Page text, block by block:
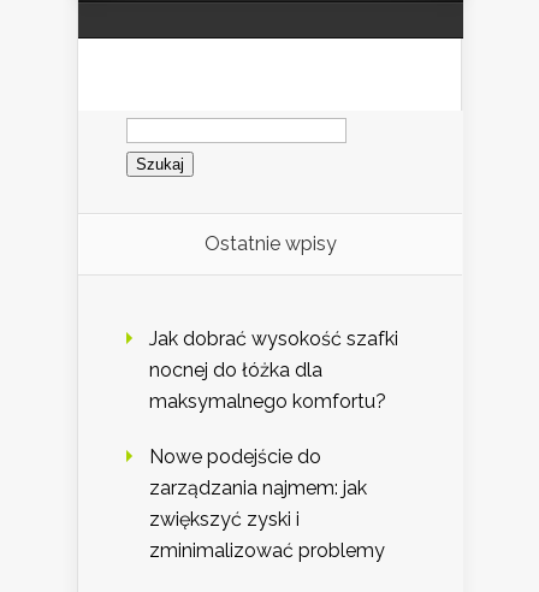
Szukaj:
Ostatnie wpisy
Jak dobrać wysokość szafki
nocnej do łóżka dla
maksymalnego komfortu?
Nowe podejście do
zarządzania najmem: jak
zwiększyć zyski i
zminimalizować problemy